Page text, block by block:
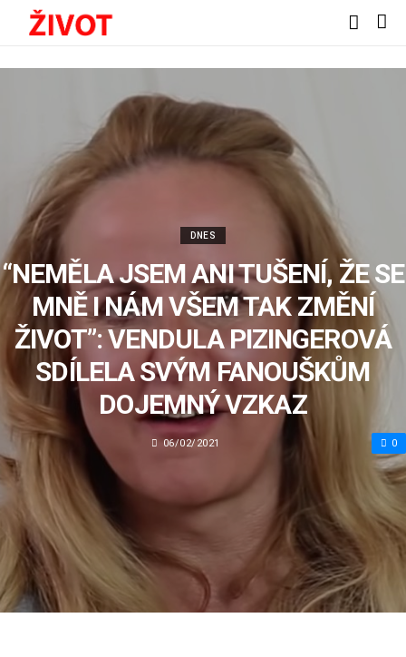
DNES
“NEMĚLA JSEM ANI TUŠENÍ, ŽE SE
MNĚ I NÁM VŠEM TAK ZMĚNÍ
ŽIVOT”: VENDULA PIZINGEROVÁ
SDÍLELA SVÝM FANOUŠKŮM
DOJEMNÝ VZKAZ
06/02/2021 0